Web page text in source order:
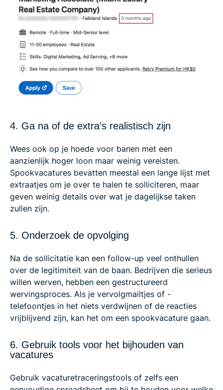
4. Ga na of de extra’s realistisch zijn
Wees ook op je hoede voor banen met een
aanzienlijk hoger loon maar weinig vereisten.
Spookvacatures bevatten meestal een lange lijst met
extraatjes om je over te halen te solliciteren, maar
geven weinig details over wat je dagelijkse taken
zullen zijn.
5. Onderzoek de opvolging
Na de sollicitatie kan een follow-up veel onthullen
over de legitimiteit van de baan. Bedrijven die serieus
willen werven, hebben een gestructureerd
wervingsproces. Als je vervolgmailtjes of -
telefoontjes in het niets verdwijnen of de reacties
vrijblijvend zijn, kan het om een spookvacature gaan.
6. Gebruik tools voor het bijhouden van
vacatures
Gebruik vacaturetraceringstools of zelfs een